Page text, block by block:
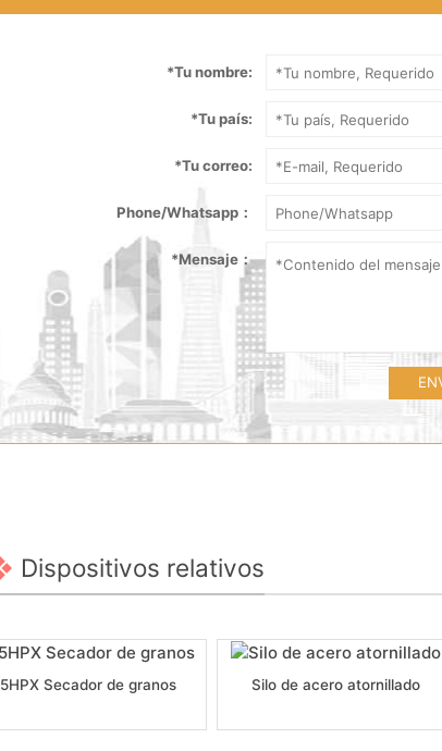
*Tu nombre:
*Tu país:
*Tu correo:
Phone/Whatsapp：
*Mensaje：
Dispositivos relativos
5HPX Secador de granos
Silo de acero atornillado